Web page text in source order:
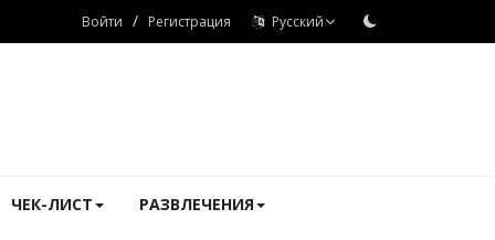
Войти / Регистрация Русский
ЧЕК-ЛИСТ РАЗВЛЕЧЕНИЯ